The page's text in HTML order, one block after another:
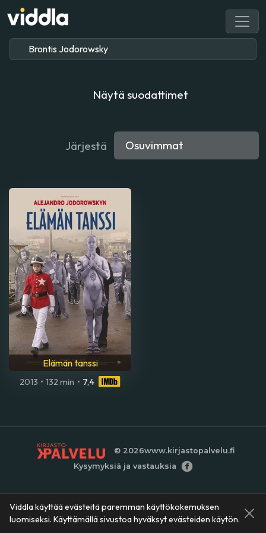
Näytä suodattimet
Järjestä
Elämän tanssi
2013 • 132 min • 7,4
© 2026www.kirjastopalvelu.fi
Kysymyksiä ja vastauksia
Viddla käyttää evästeitä paremman käyttökokemuksen
luomiseksi. Käyttämällä sivustoa hyväksyt evästeiden käytön.